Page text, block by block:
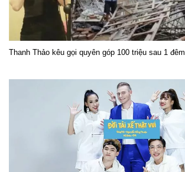
Thanh Thảo kêu gọi quyên góp 100 triệu sau 1 đêm